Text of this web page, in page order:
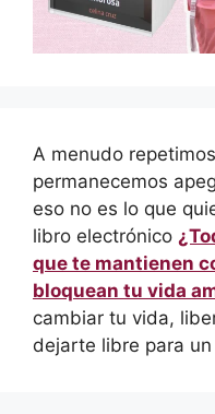
A menudo
permanecemos
eso no es lo que
libro electrónico
que te mantienen
bloquean tu vida
cambiar tu vida,
dejarte libre para